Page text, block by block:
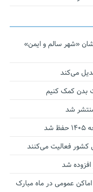
«شهر سالم و ایمن»
می‌کند
بدن کمک کنیم
شد
عمومی در ماه مبارک